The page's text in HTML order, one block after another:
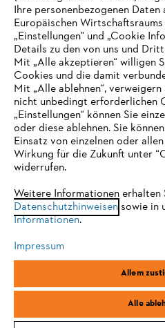
Unternehmen
Online Shop
Service
Allgemeine
Impressum Cookies
STIHL Vertriebszentrale AG & Co. KG,
IHR BROWSER
UNTERSTÜTZT
eine optimale Nutzung unserer
einem der folgenden Browser zu
Firefox
Ihre personenbezogenen Daten
Europäischen
„Einstellungen" und „Cookie
Details zu den von uns und
Mit „Alle akzeptieren“ willigen
Cookies und die damit
Mit „Alle ablehnen“,
nicht unbedingt erforderlichen
„Einstellungen“ können Sie
oder diese ablehnen. Sie
Einsatz von einzelnen oder
Wirkung für die Zukunft unter
widerrufen.
Weitere Informationen erhalten
Datenschutzhinweisensowie in
Informationen.
Impressum
Allem
Alle